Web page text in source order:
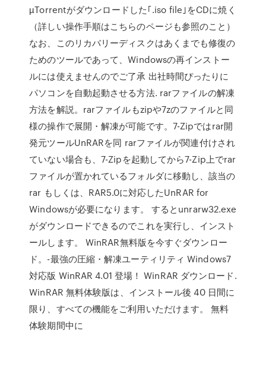
µTorrentがダウンロードした｢.iso file｣をCDに焼く
（詳しい操作手順はこちらのページも参照のこと）
なお、このリカバリーディスクはあくまでも修復の
ためのツールであって、Windowsの再インストー
ルには使えませんのでご了承 出社時間ぴったりに
パソコンを自動起動させる方法. rarファイルの解凍
方法を解説。rarファイルもzipや7zのファイルと同
様の操作で展開・解凍が可能です。7-Zipではrar開
発元ツールUnRARを同 rarファイルが関連付けされ
ていない場合も、7-Zipを起動してから7-Zip上でrar
ファイルが置かれているフォルダに移動し、該当の
rar もしくは、RAR5.0に対応したUnRAR for
Windowsが必要になります。 するとunrarw32.exe
がダウンロードできるのでこれを実行し、インスト
ールします。 WinRAR無料版を今すぐダウンロー
ド。-最強の圧縮・解凍ユーティリティ Windows7
対応版 WinRAR 4.01 登場！ WinRAR ダウンロード.
WinRAR 無料体験版は、インストール後 40 日間に
限り、すべての機能をご利用いただけます。 無料
体験期間中に